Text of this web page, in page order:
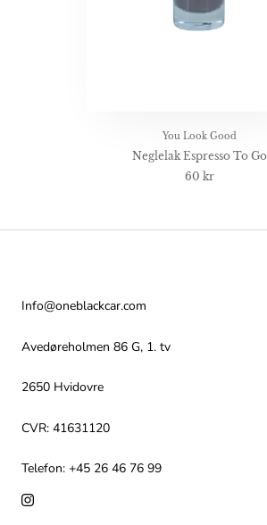
You Look Good
Neglelak Espresso To Go
60 kr
Info@oneblackcar.com
Avedøreholmen 86 G, 1. tv
2650 Hvidovre
CVR: 41631120
Telefon: +45 26 46 76 99